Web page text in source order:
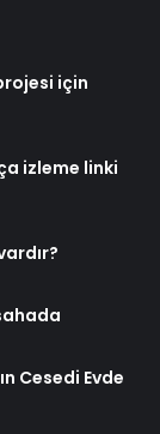
için
izleme linki
Cesedi Evde